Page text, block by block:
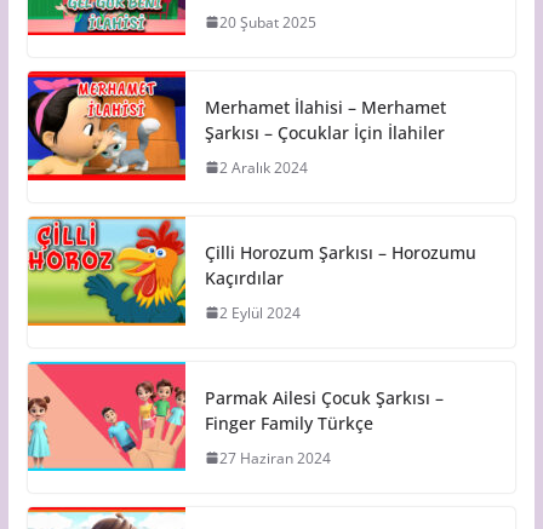
20 Şubat 2025
Merhamet İlahisi – Merhamet
Şarkısı – Çocuklar İçin İlahiler
2 Aralık 2024
Çilli Horozum Şarkısı – Horozumu
Kaçırdılar
2 Eylül 2024
Parmak Ailesi Çocuk Şarkısı –
Finger Family Türkçe
27 Haziran 2024